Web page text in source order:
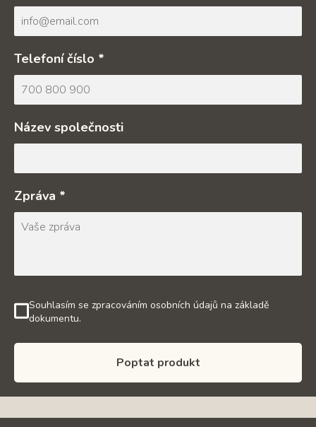
Telefoní číslo *
Název společnosti
Zpráva *
Souhlasím se zpracováním osobních údajů na základě
dokumentu.
Poptat produkt